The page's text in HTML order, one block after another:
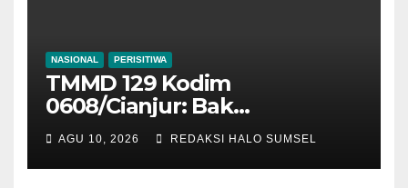
NASIONAL PERISITIWA
TMMD 129 Kodim
0608/Cianjur: Bak
Penampung Air Rampung
Dibangun, Air Bersih Segera
Mengalir Lancar Ke Rumah
AGU 10, 2026 REDAKSI HALO SUMSEL